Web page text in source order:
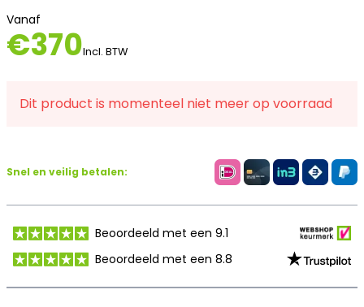
Vanaf
€370Incl. BTW
Dit product is momenteel niet meer op voorraad
Snel en veilig betalen:
Beoordeeld met een 9.1
Beoordeeld met een 8.8